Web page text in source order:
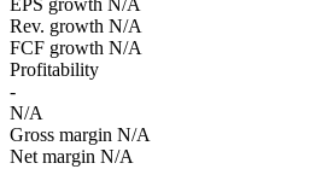
EPS growth N/A
Rev. growth N/A
FCF growth N/A
Profitability
-
N/A
Gross margin N/A
Net margin N/A